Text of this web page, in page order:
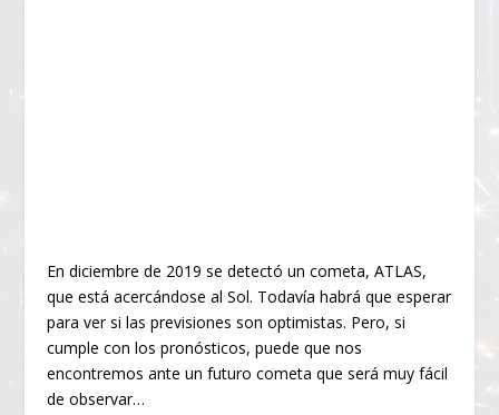
En diciembre de 2019 se detectó un cometa, ATLAS,
que está acercándose al Sol. Todavía habrá que esperar
para ver si las previsiones son optimistas. Pero, si
cumple con los pronósticos, puede que nos
encontremos ante un futuro cometa que será muy fácil
de observar…